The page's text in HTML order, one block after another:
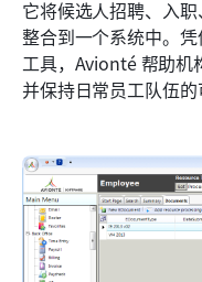
它将候选人招聘、入
整合到一个系统中。
工具，Avionté 帮助机
并保持日常员工队伍的